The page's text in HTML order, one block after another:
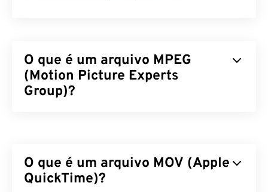
O que é um arquivo MPEG
(Motion Picture Experts
Group)?
desenvolveu os padrões do formato. O formato de
arquivo emprega compressão sofisticada usando
O que é um arquivo MOV (Apple
QuickTime)?